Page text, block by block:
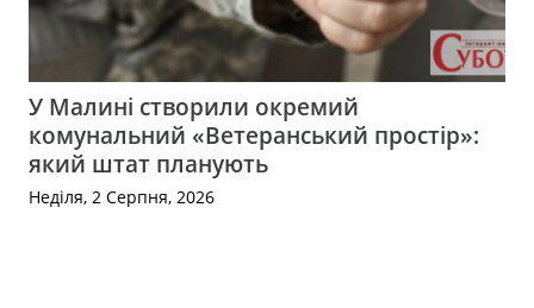
У Малині створили окремий
комунальний «Ветеранський простір»:
який штат планують
Неділя, 2 Серпня, 2026